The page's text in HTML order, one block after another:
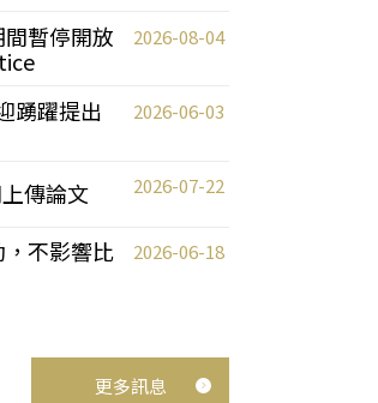
暫停開放
2026-08-04
踴躍提出
2026-06-03
傳論文 2026-07-22
不影響比
2026-06-18
更多訊息